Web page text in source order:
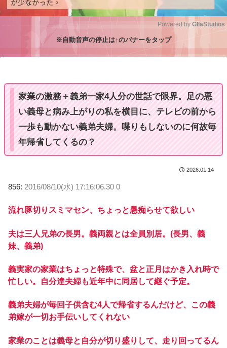
Powered by GliaStudios
※自動音声の停止は↑のバナーをタップ
家業の激務＋義弟一家4人分の世話で限界。足の悪
い義母と病み上がりの私を横目に、テレビの前から
一歩も動かない義弟夫婦。喋りもしないのに何故毎
年帰省してくるの？
2026.01.14
856: 2016/08/10(水) 17:16:06.30 0
流れ豚切りスミマセン、ちょっと愚痴らせて欲しい
夫は三人兄弟の長男。義両親とは全員別居。(長男、義
妹、義弟)
義実家の家業はちょっと特殊で、盆と正月はかき入れ時で
忙しい。自分達夫婦も近年中に同居して継ぐ予定。
義弟夫婦が毎回子供含む4人で帰省するんだけど、この義
弟嫁が一切お手伝いしてくれない
家業のことは義母と自分が切り盛りして、走り回ってるん